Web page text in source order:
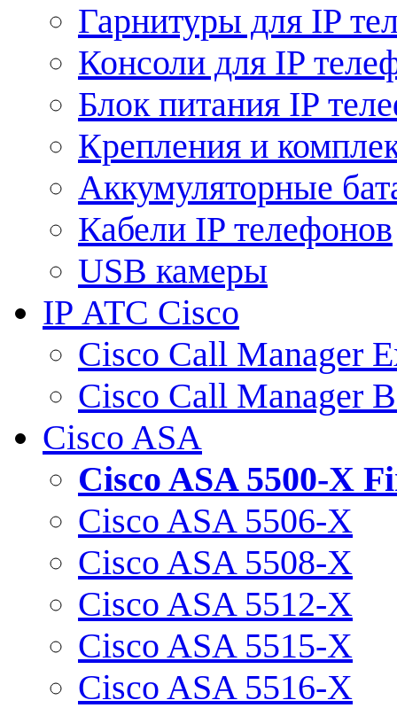
Гарнитуры для IP
Консоли для IP
Блок питания IP
Крепления и
Аккумуляторные
Кабели IP телефонов
USB камеры
IP АТС Cisco
Cisco Call Manager
Cisco Call Manager
Cisco ASA
Cisco ASA 5500-X
Cisco ASA 5506-X
Cisco ASA 5508-X
Cisco ASA 5512-X
Cisco ASA 5515-X
Cisco ASA 5516-X